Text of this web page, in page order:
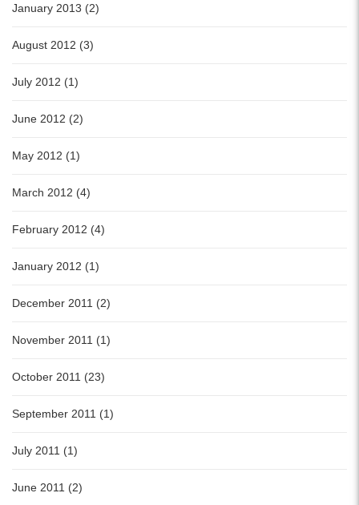
January 2013 (2)
August 2012 (3)
July 2012 (1)
June 2012 (2)
May 2012 (1)
March 2012 (4)
February 2012 (4)
January 2012 (1)
December 2011 (2)
November 2011 (1)
October 2011 (23)
September 2011 (1)
July 2011 (1)
June 2011 (2)